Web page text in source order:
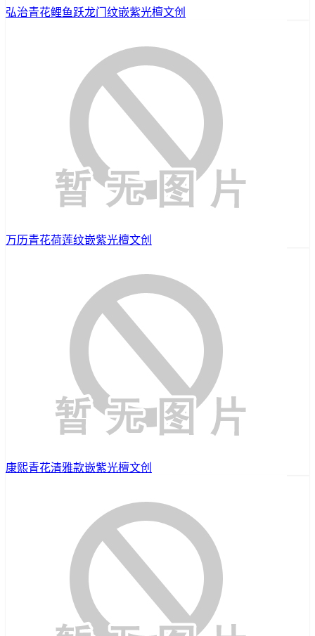
弘治青花鲤鱼跃龙门纹嵌紫光檀文创
万历青花荷莲纹嵌紫光檀文创
康熙青花清雅款嵌紫光檀文创